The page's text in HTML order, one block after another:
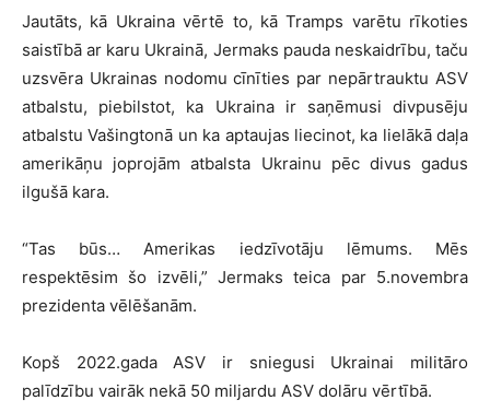
Jautāts, kā Ukraina vērtē to, kā Tramps varētu rīkoties
saistībā ar karu Ukrainā, Jermaks pauda neskaidrību, taču
uzsvēra Ukrainas nodomu cīnīties par nepārtrauktu ASV
atbalstu, piebilstot, ka Ukraina ir saņēmusi divpusēju
atbalstu Vašingtonā un ka aptaujas liecinot, ka lielākā daļa
amerikāņu joprojām atbalsta Ukrainu pēc divus gadus
ilgušā kara.
“Tas būs… Amerikas iedzīvotāju lēmums. Mēs
respektēsim šo izvēli,” Jermaks teica par 5.novembra
prezidenta vēlēšanām.
Kopš 2022.gada ASV ir sniegusi Ukrainai militāro
palīdzību vairāk nekā 50 miljardu ASV dolāru vērtībā.